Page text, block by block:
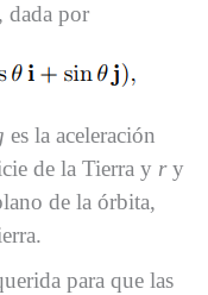
dada por
es la aceleración
de la Tierra y ry
de la órbita,
para que las